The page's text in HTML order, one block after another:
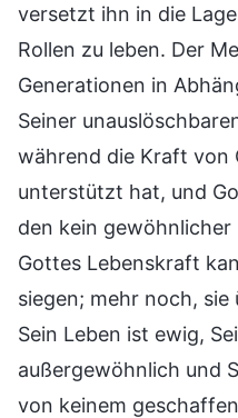
versetzt ihn in die
Rollen zu leben. Der
Generationen in
Seiner
während die Kraft von
unterstützt hat, und
den kein
Gottes Lebenskraft
siegen; mehr noch,
Sein Leben ist ewig,
außergewöhnlich und
von keinem